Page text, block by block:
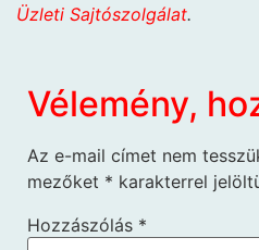
Üzleti Sajtószolgálat.
Vélemény,
Az e-mail címet nem
mezőket * karakterrel
Hozzászólás *